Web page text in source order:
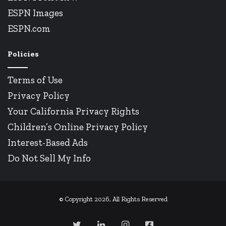
ESPN Images
ESPN.com
Policies
Terms of Use
Privacy Policy
Your California Privacy Rights
Children’s Online Privacy Policy
Interest-Based Ads
Do Not Sell My Info
© Copyright 2026, All Rights Reserved